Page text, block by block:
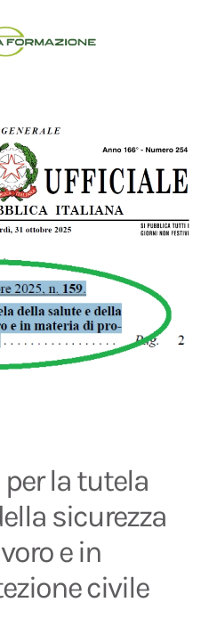
la tutela
sicurezza
e in
civile